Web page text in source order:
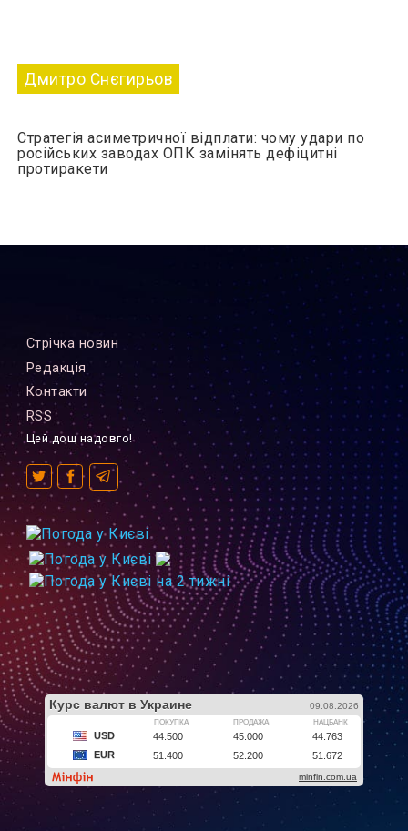
Дмитро Снєгирьов
Стратегія асиметричної відплати: чому удари по
російських заводах ОПК замінять дефіцитні
протиракети
Стрiчка новин
Редакцiя
Контакти
RSS
Цей дощ надовго!